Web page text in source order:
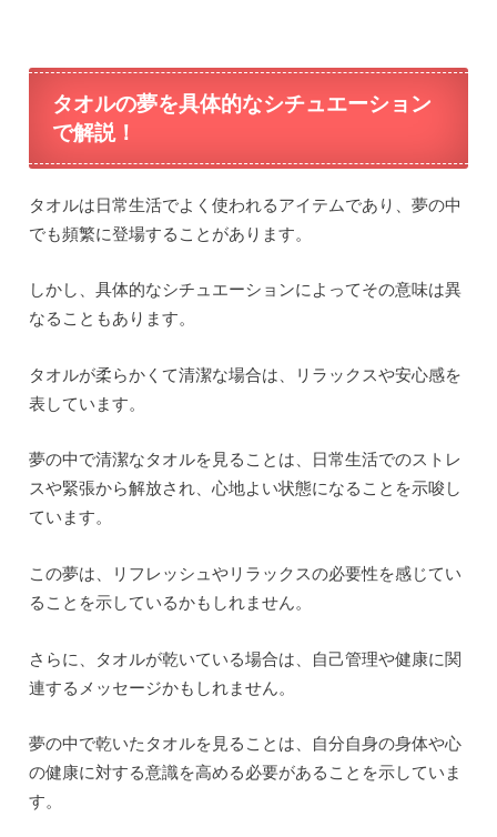
タオルの夢を具体的なシチュエーション
で解説！
タオルは日常生活でよく使われるアイテムであり、夢の中
でも頻繁に登場することがあります。
しかし、具体的なシチュエーションによってその意味は異
なることもあります。
タオルが柔らかくて清潔な場合は、リラックスや安心感を
表しています。
夢の中で清潔なタオルを見ることは、日常生活でのストレ
スや緊張から解放され、心地よい状態になることを示唆し
ています。
この夢は、リフレッシュやリラックスの必要性を感じてい
ることを示しているかもしれません。
さらに、タオルが乾いている場合は、自己管理や健康に関
連するメッセージかもしれません。
夢の中で乾いたタオルを見ることは、自分自身の身体や心
の健康に対する意識を高める必要があることを示していま
す。